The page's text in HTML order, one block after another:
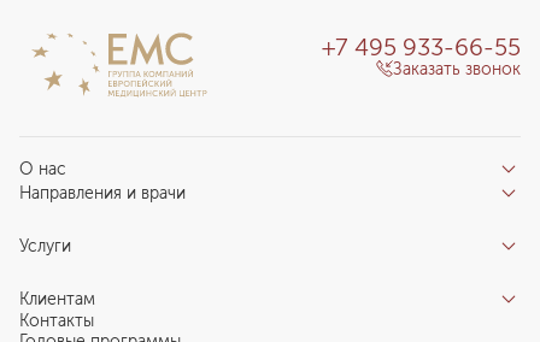
О нас
Отзывы пациентов
О клинике
Новости
Специалистам
Направления и врачи
Направления
Центры компетенций
Услуги
Индивидуальный план здоровья
Клиентам
Запись на прием
Контакты
+7 495 933-66-55
Заказать звонок